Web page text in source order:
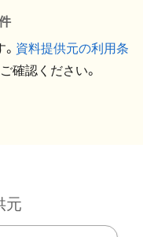
資料提供元の利用条
確認ください。
元